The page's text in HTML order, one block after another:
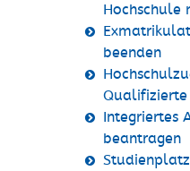
Hochschule
beenden
Integriertes
beantragen